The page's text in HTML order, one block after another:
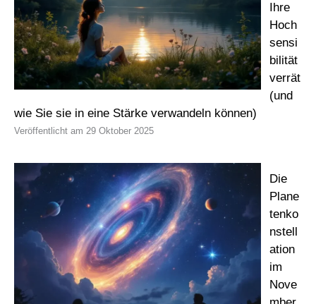
Ihre
Hoch
sensi
bilität
verrät
(und
wie Sie sie in eine Stärke verwandeln können)
29 Oktober 2025
Die
Plane
tenko
nstell
ation
im
Nove